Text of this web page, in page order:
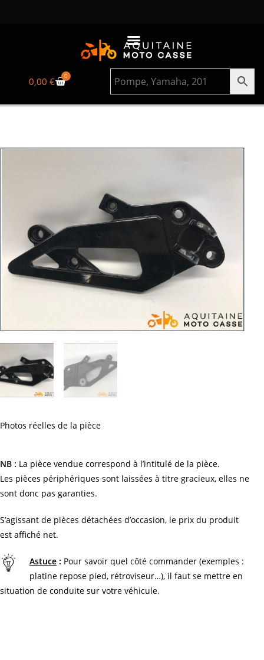
0,00€ 0
Photos réelles de la pièce
NB : La pièce vendue correspond à l’intitulé de la pièce.
Les pièces périphériques sont laissées à titre gracieux, elles ne
sont donc pas garanties.
S’agissant de pièces détachées d’occasion, le prix du produit
est affiché net.
Astuce : Pour savoir quel côté commander (exemples :
platine repose pied, rétroviseur…), il faut se mettre en
situation de conduite sur votre véhicule.